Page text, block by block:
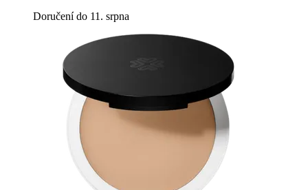
Doručení do 11. srpna